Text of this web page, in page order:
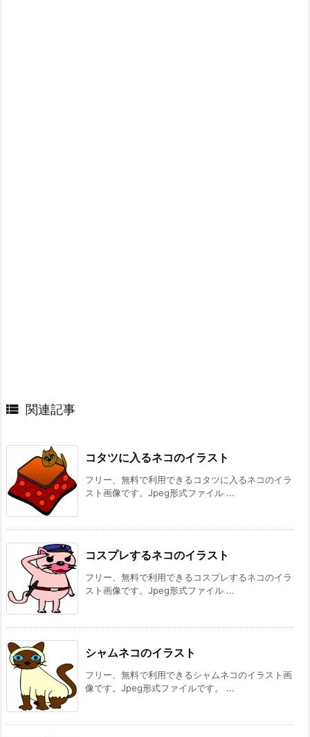
 関連記事
コタツに入るネコのイラスト
フリー、無料で利用できるコタツに入るネコのイラ
スト画像です。Jpeg形式ファイル ...
コスプレするネコのイラスト
フリー、無料で利用できるコスプレするネコのイラ
スト画像です。Jpeg形式ファイル ...
シャムネコのイラスト
フリー、無料で利用できるシャムネコのイラスト画
像です。Jpeg形式ファイルです。 ...